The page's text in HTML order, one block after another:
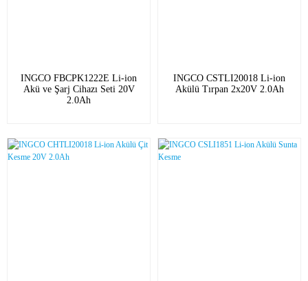
INGCO FBCPK1222E Li-ion
Akü ve Şarj Cihazı Seti 20V
2.0Ah
INGCO CSTLI20018 Li-ion
Akülü Tırpan 2x20V 2.0Ah